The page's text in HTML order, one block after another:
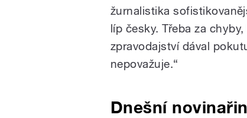
žurnalistika
líp česky. Třeba za
zpravodajství dával
nepovažuje.“
Dnešní